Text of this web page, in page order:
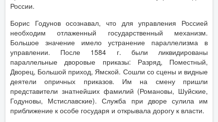
России.
Борис Годунов осознавал, что для управления Россией
необходим отлаженный государственный механизм.
Большое значение имело устранение параллелизма в
управлении. После 1584 г. были ликвидированы
параллельные дворовые приказы: Разряд, Поместный,
Дворец, Большой приход, Ямской. Сошли со сцены и видные
деятели опричных приказов. Им на смену пришли
представители знатнейших фамилий (Романовы, Шуйские,
Годуновы, Мстиславские). Служба при дворе сулила им
приближение к особе государя и открывала дорогу к власти.